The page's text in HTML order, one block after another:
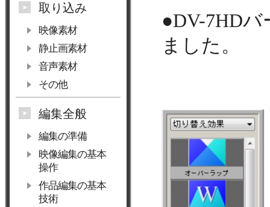
●DV-7HD
ました。
取り込み
映像素材
静止画素材
音声素材
その他
編集全般
編集の準備
映像編集の基本
操作
作品編集の基本
技術